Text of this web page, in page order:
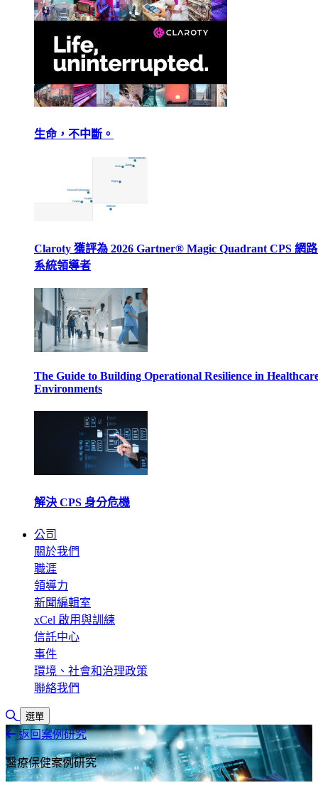
生命，不中斷。
Claroty 獲評為 2026 Gartner® Magic Quadrant CPS 網
系統領導者
The Guide to Building Operational Resilience in
Environments
解決 CPS 身分危機
公司
關於我們
職涯
領導力
新聞編輯室
xCel 啟用與訓練
信託中心
事件
環境、社會和治理政策
聯絡我們
切換搜尋
選單
返回案例研究
醫療保健案例研究